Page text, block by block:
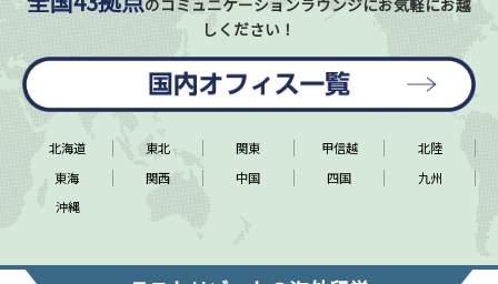
のコミュニケーションラウンジにお気軽にお越
しください！
北海道 東北 関東 甲信越
北陸
東海
関西 中国 四国
九州
沖縄